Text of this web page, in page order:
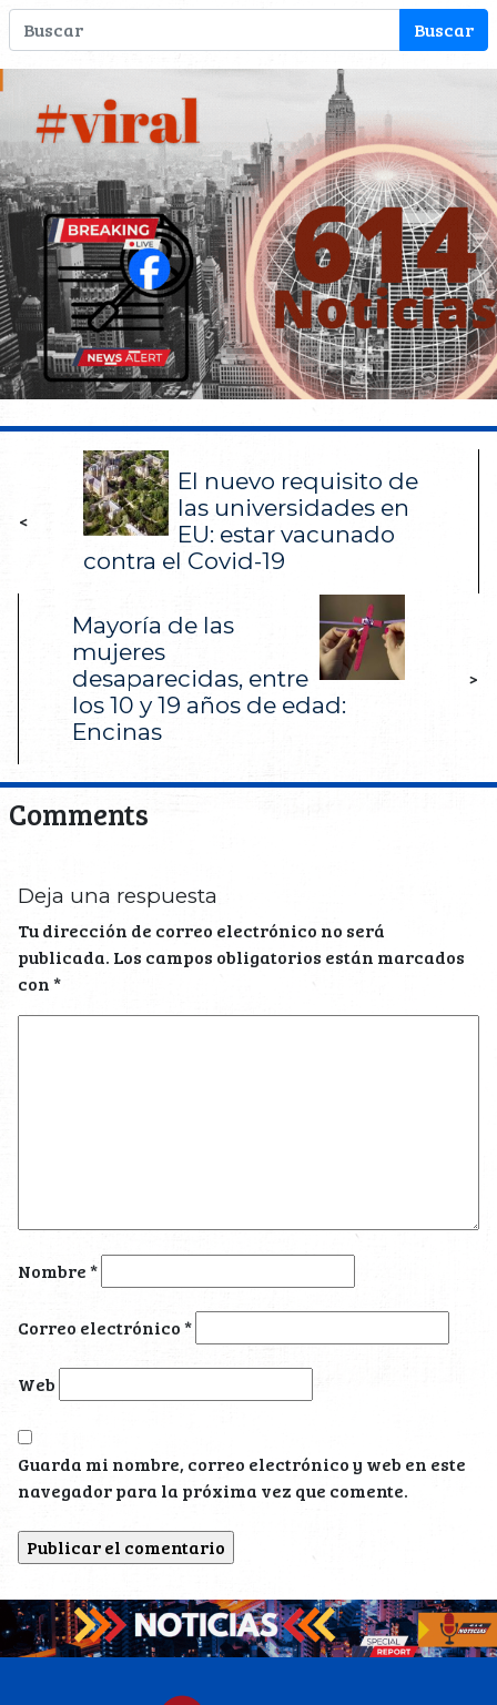
<
El nuevo requisito de
las universidades en
EU: estar vacunado
contra el Covid-19
Mayoría de las
mujeres
desaparecidas, entre
los 10 y 19 años de edad:
Encinas
>
Comments
Deja una respuesta
Tu dirección de correo electrónico no será
publicada. Los campos obligatorios están marcados
con*
Nombre*
Correo electrónico*
Web
Guarda mi nombre, correo electrónico y web en este
navegador para la próxima vez que comente.